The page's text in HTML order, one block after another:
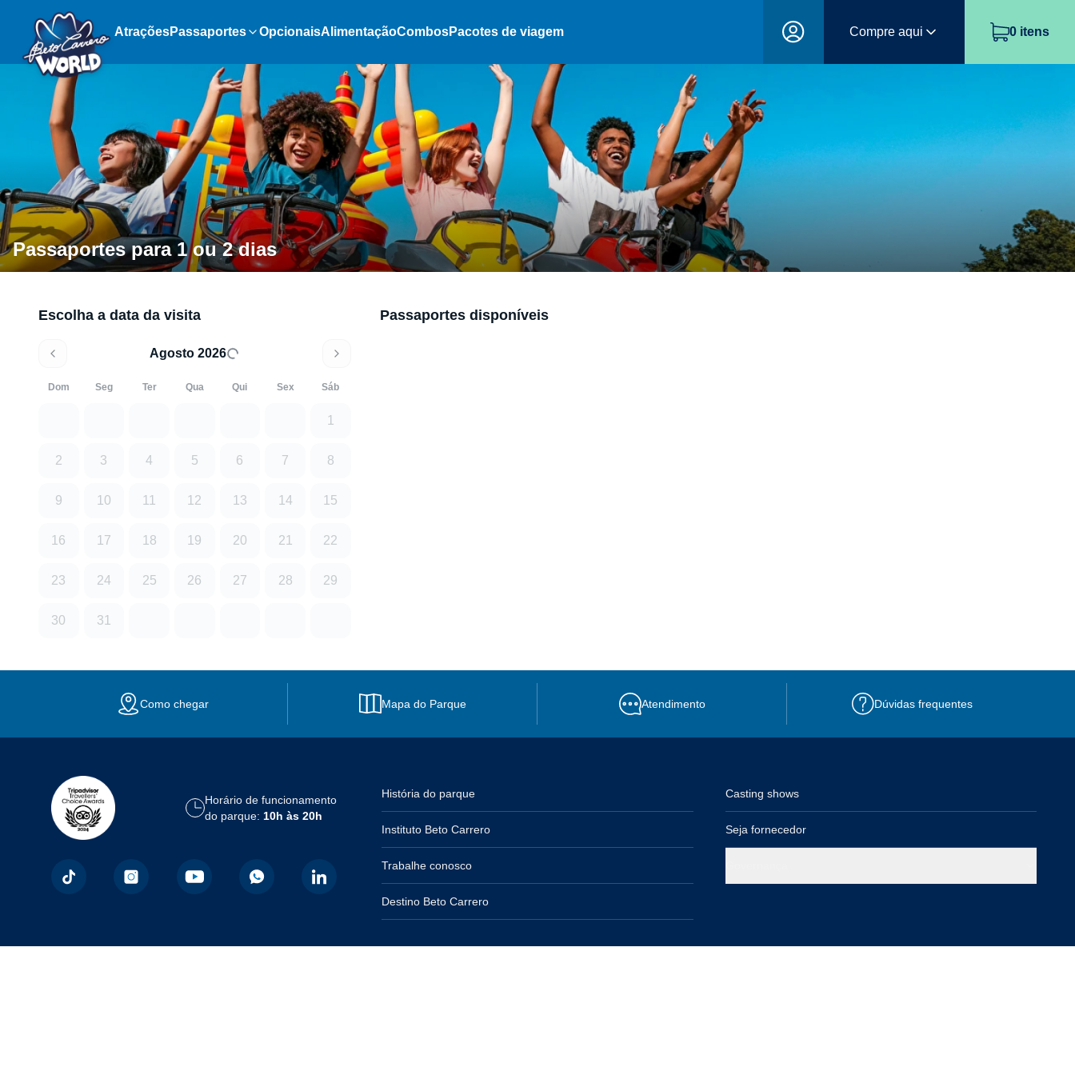
AtraçõesPassaportes OpcionaisAlimentaçãoCombosPacotes de viagem Compre aqui 0 itens
Passaportes para 1 ou 2 dias
Escolha a data da visita
Agosto 2026
Dom Seg Ter Qua Qui Sex Sáb
1
2 3 4 5 6 7 8
9 10 11 12 13 14 15
16 17 18 19 20 21 22
23 24 25 26 27 28 29
30 31
Passaportes disponíveis
Como chegar Mapa do Parque Atendimento Dúvidas frequentes
Horário de funcionamento
do parque: 10h às 20h
História do parque
Instituto Beto Carrero
Trabalhe conosco
Destino Beto Carrero
Casting shows
Seja fornecedor